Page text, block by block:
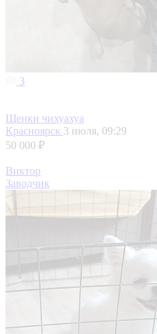
3
Щенки чихуахуа
Красноярск 3 июля, 09:29
50 000 ₽
Виктор
Заводчик